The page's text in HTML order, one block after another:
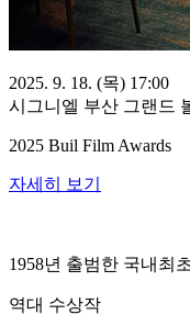
2025. 9. 18. (목) 17:00
시그니엘 부산 그랜드
2025 Buil Film Awards
자세히 보기
1958년 출범한 국내최
역대 수상작